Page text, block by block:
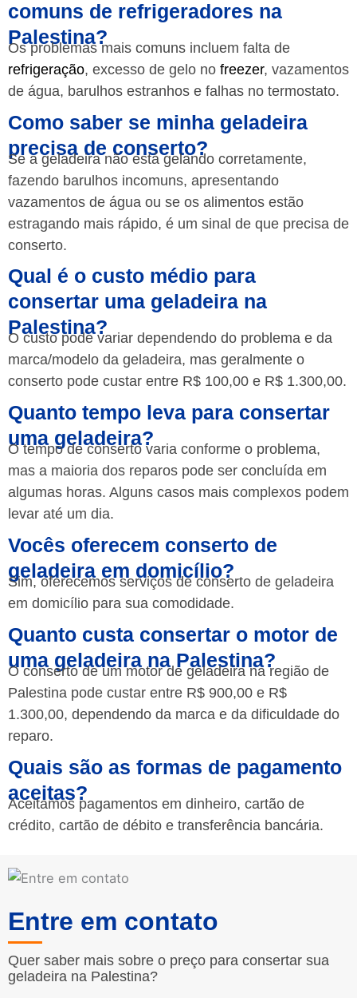
comuns de refrigeradores na
Palestina?
Os problemas mais comuns incluem falta de
refrigeração, excesso de gelo no freezer, vazamentos
de água, barulhos estranhos e falhas no termostato.
Como saber se minha geladeira
precisa de conserto?
Se a geladeira não está gelando corretamente,
fazendo barulhos incomuns, apresentando
vazamentos de água ou se os alimentos estão
estragando mais rápido, é um sinal de que precisa de
conserto.
Qual é o custo médio para
consertar uma geladeira na
Palestina?
O custo pode variar dependendo do problema e da
marca/modelo da geladeira, mas geralmente o
conserto pode custar entre R$ 100,00 e R$ 1.300,00.
Quanto tempo leva para consertar
uma geladeira?
O tempo de conserto varia conforme o problema,
mas a maioria dos reparos pode ser concluída em
algumas horas. Alguns casos mais complexos podem
levar até um dia.
Vocês oferecem conserto de
geladeira em domicílio?
Sim, oferecemos serviços de conserto de geladeira
em domicílio para sua comodidade.
Quanto custa consertar o motor de
uma geladeira na Palestina?
O conserto de um motor de geladeira na região de
Palestina pode custar entre R$ 900,00 e R$
1.300,00, dependendo da marca e da dificuldade do
reparo.
Quais são as formas de pagamento
aceitas?
Aceitamos pagamentos em dinheiro, cartão de
crédito, cartão de débito e transferência bancária.
Entre em contato
Quer saber mais sobre o preço para consertar sua
geladeira na Palestina?